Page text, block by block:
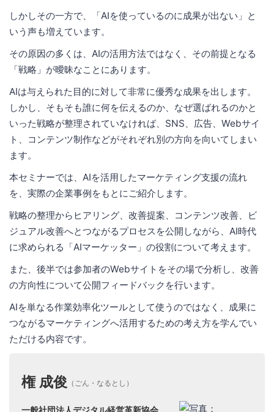
しかしその一方で、「AIを使っているのに成果が出ない」と
いう声も増えています。
その原因の多くは、AIの活用方法ではなく、その前提となる
「戦略」が曖昧なことにあります。
AIは与えられた目的に対して非常に優秀な成果を出します。
しかし、そもそも誰に何を伝えるのか、なぜ選ばれるのかと
いった戦略が整理されていなければ、SNS、広告、Webサイ
ト、コンテンツ制作などがそれぞれ別の方向を向いてしまい
ます。
本セミナーでは、AIを活用したマーケティング支援の流れ
を、実際の企業事例をもとにご紹介します。
戦略の整理からヒアリング、改善提案、コンテンツ改善、ビ
ジュアル改善へとつながるプロセスを公開しながら、AI時代
に求められる「AIマーケッター」の役割について考えます。
また、後半では参加者のWebサイトをその場で分析し、改善
の方向性について公開フィードバックを行います。
AIを単なる作業効率化ツールとして使うのではなく、成果に
つながるマーケティングへ活用するための考え方を学んでい
ただける内容です。
権 成俊 （ごん・なるとし）
一般社団法人デジタル経営革新協会